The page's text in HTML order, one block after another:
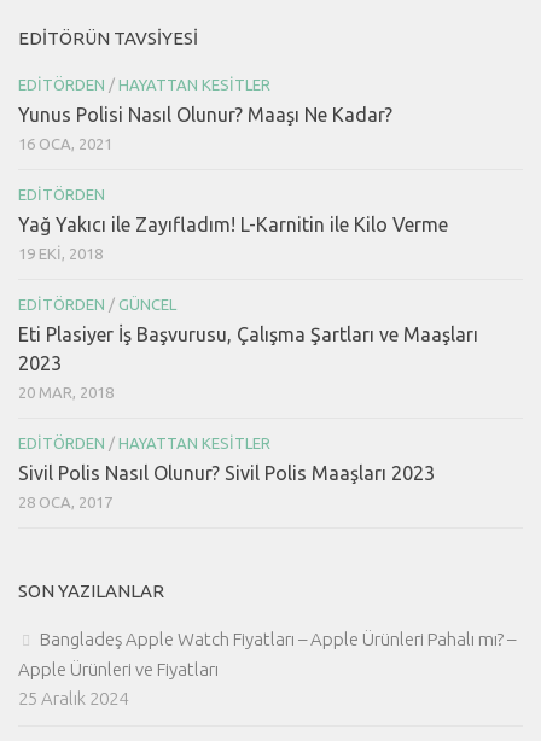
EDITÖRÜN TAVSIYESI
EDITÖRDEN / HAYATTAN KESITLER
Yunus Polisi Nasıl Olunur? Maaşı Ne Kadar?
16 OCA, 2021
EDITÖRDEN
Yağ Yakıcı ile Zayıfladım! L-Karnitin ile Kilo Verme
19 EKI, 2018
EDITÖRDEN / GÜNCEL
Eti Plasiyer İş Başvurusu, Çalışma Şartları ve Maaşları
2023
20 MAR, 2018
EDITÖRDEN / HAYATTAN KESITLER
Sivil Polis Nasıl Olunur? Sivil Polis Maaşları 2023
28 OCA, 2017
SON YAZILANLAR
Bangladeş Apple Watch Fiyatları – Apple Ürünleri Pahalı mı? –
Apple Ürünleri ve Fiyatları
25 Aralık 2024